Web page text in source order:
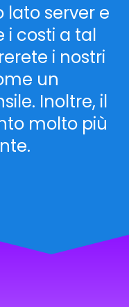
lato server e
i costi a tal
i nostri
un
Inoltre, il
molto più